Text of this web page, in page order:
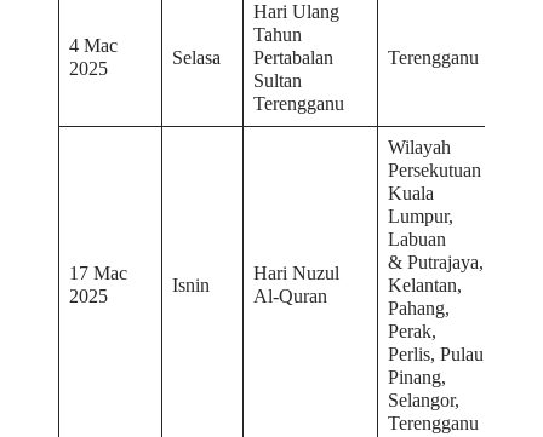
4 Mac
2025
Selasa
Hari Ulang
Tahun
Pertabalan
Sultan
Terengganu
Terengganu
17 Mac
2025
Isnin
Hari Nuzul
Al-Quran
Wilayah
Persekutuan
Kuala
Lumpur,
Labuan
& Putrajaya,
Kelantan,
Pahang,
Perak,
Perlis, Pulau
Pinang,
Selangor,
Terengganu